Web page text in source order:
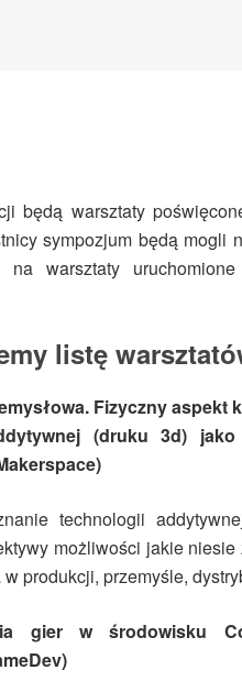
będą warsztaty
sympozjum będą mogli
warsztaty
listę
Fizyczny aspekt
(druku 3d) jako
technologii
możliwości jakie
produkcji, przemyśle,
gier w środowisku